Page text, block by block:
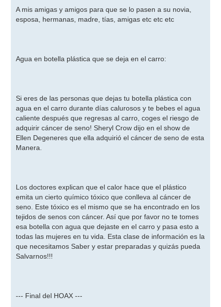
A mis amigas y amigos para que se lo pasen a su novia,
esposa, hermanas, madre, tías, amigas etc etc etc
Agua en botella plástica que se deja en el carro:
Si eres de las personas que dejas tu botella plástica con
agua en el carro durante días calurosos y te bebes el agua
caliente después que regresas al carro, coges el riesgo de
adquirir cáncer de seno! Sheryl Crow dijo en el show de
Ellen Degeneres que ella adquirió el cáncer de seno de esta
Manera.
Los doctores explican que el calor hace que el plástico
emita un cierto químico tóxico que conlleva al cáncer de
seno. Este tóxico es el mismo que se ha encontrado en los
tejidos de senos con cáncer. Así que por favor no te tomes
esa botella con agua que dejaste en el carro y pasa esto a
todas las mujeres en tu vida. Esta clase de información es la
que necesitamos Saber y estar preparadas y quizás pueda
Salvarnos!!!
--- Final del HOAX ---